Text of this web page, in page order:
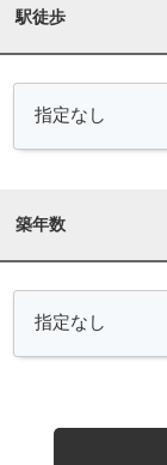
駅徒歩
築年数